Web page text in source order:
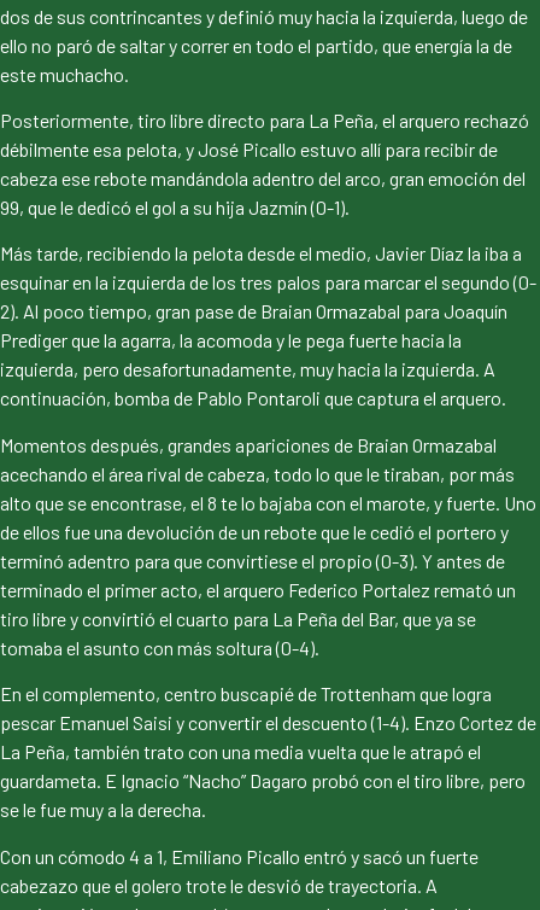
dos de sus contrincantes y definió muy hacia la izquierda, luego de
ello no paró de saltar y correr en todo el partido, que energía la de
este muchacho.
Posteriormente, tiro libre directo para La Peña, el arquero rechazó
débilmente esa pelota, y José Picallo estuvo allí para recibir de
cabeza ese rebote mandándola adentro del arco, gran emoción del
99, que le dedicó el gol a su hija Jazmín (0-1).
Más tarde, recibiendo la pelota desde el medio, Javier Díaz la iba a
esquinar en la izquierda de los tres palos para marcar el segundo (0-
2). Al poco tiempo, gran pase de Braian Ormazabal para Joaquín
Prediger que la agarra, la acomoda y le pega fuerte hacia la
izquierda, pero desafortunadamente, muy hacia la izquierda. A
continuación, bomba de Pablo Pontaroli que captura el arquero.
Momentos después, grandes apariciones de Braian Ormazabal
acechando el área rival de cabeza, todo lo que le tiraban, por más
alto que se encontrase, el 8 te lo bajaba con el marote, y fuerte. Uno
de ellos fue una devolución de un rebote que le cedió el portero y
terminó adentro para que convirtiese el propio (0-3). Y antes de
terminado el primer acto, el arquero Federico Portalez remató un
tiro libre y convirtió el cuarto para La Peña del Bar, que ya se
tomaba el asunto con más soltura (0-4).
En el complemento, centro buscapié de Trottenham que logra
pescar Emanuel Saisi y convertir el descuento (1-4). Enzo Cortez de
La Peña, también trato con una media vuelta que le atrapó el
guardameta. E Ignacio “Nacho” Dagaro probó con el tiro libre, pero
se le fue muy a la derecha.
Con un cómodo 4 a 1, Emiliano Picallo entró y sacó un fuerte
cabezazo que el golero trote le desvió de trayectoria. A